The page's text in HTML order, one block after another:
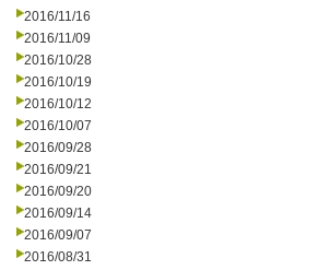
2016/11/16
2016/11/09
2016/10/28
2016/10/19
2016/10/12
2016/10/07
2016/09/28
2016/09/21
2016/09/20
2016/09/14
2016/09/07
2016/08/31